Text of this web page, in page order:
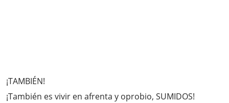
¡TAMBIÉN!
¡También es vivir en afrenta y oprobio, SUMIDOS!